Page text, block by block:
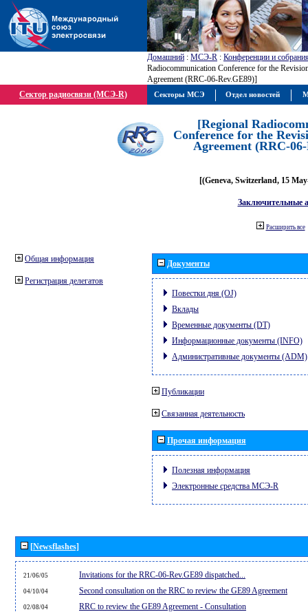
Домашний : МСЭ-R : Конференции и
Radiocommunication Conference for the
Agreement (RRC-06-Rev.GE89)]
Сектор радиосвязи (МСЭ-R)
[Regional
Conference for the
Agreement (RRC-
[(Geneva, Switzerland, 15
Заключительные
Расширить все
Общая информация
Регистрация делегатов
Документы
Повестки дня (OJ)
Вклады
Временные документы (DT)
Информационные документы (INFO)
Административные документы (ADM)
Публикации
Связанная деятельность
Прочая информация
Полезная информация
Электронные средства МСЭ-R
[Newsflashes]
21/06/05 Invitations for the RRC-06-Rev.GE89 dispatched...
04/10/04 Second consultation on the RRC to review the GE89 Agreement
02/08/04 RRC to review the GE89 Agreement - Consultation
Секторы МСЭ Отдел новостей